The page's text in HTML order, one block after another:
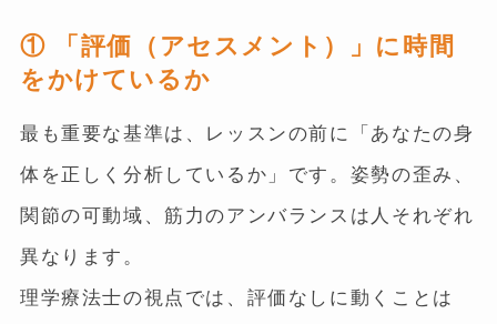
① 「評価（アセスメント）」に時間
をかけているか
最も重要な基準は、レッスンの前に「あなたの身
体を正しく分析しているか」です。姿勢の歪み、
関節の可動域、筋力のアンバランスは人それぞれ
異なります。
理学療法士の視点では、評価なしに動くことは